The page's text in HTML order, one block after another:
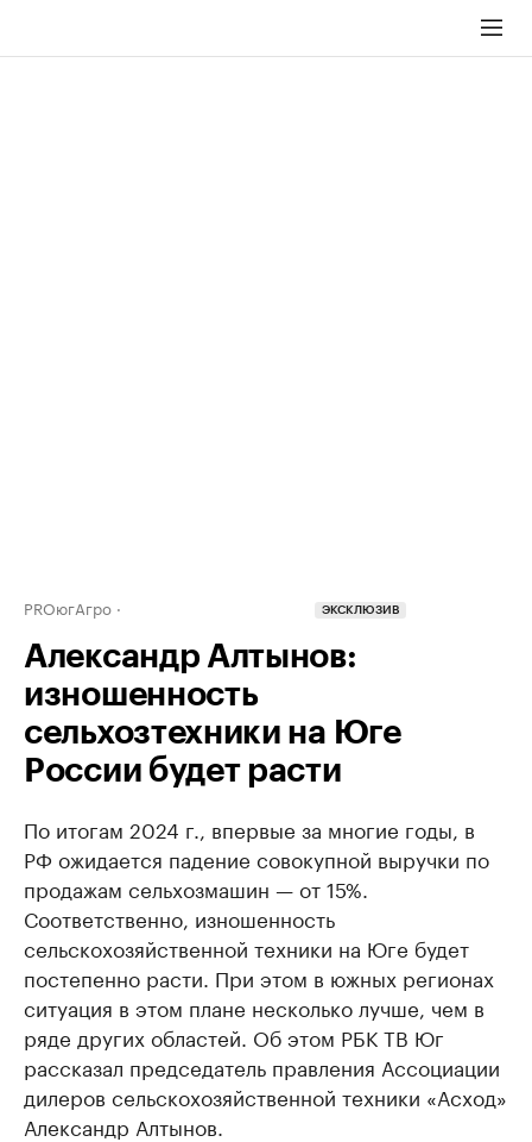
PROюгАгро ЭКСКЛЮЗИВ
Александр Алтынов:
изношенность
сельхозтехники на Юге
России будет расти
По итогам 2024 г., впервые за многие годы, в
РФ ожидается падение совокупной выручки по
продажам сельхозмашин — от 15%.
Соответственно, изношенность
сельскохозяйственной техники на Юге будет
постепенно расти. При этом в южных регионах
ситуация в этом плане несколько лучше, чем в
ряде других областей. Об этом РБК ТВ Юг
рассказал председатель правления Ассоциации
дилеров сельскохозяйственной техники «Асход»
Александр Алтынов.